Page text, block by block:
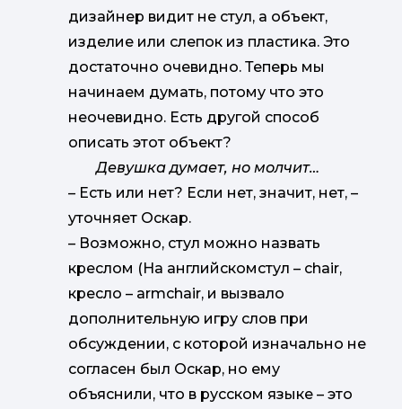
дизайнер видит не стул, а объект,
изделие или слепок из пластика. Это
достаточно очевидно. Теперь мы
начинаем думать, потому что это
неочевидно. Есть другой способ
описать этот объект?
Девушка думает, но молчит…
– Есть или нет? Если нет, значит, нет, –
уточняет Оскар.
– Возможно, стул можно назвать
креслом (На английскомстул – chair,
кресло – armchair, и вызвало
дополнительную игру слов при
обсуждении, с которой изначально не
согласен был Оскар, но ему
объяснили, что в русском языке – это